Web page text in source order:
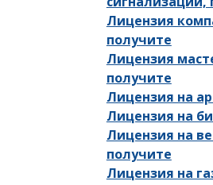
Лицензия
получите
Лицензия
получите
Лицензия на
Лицензия на
Лицензия на
получите
Лицензия на